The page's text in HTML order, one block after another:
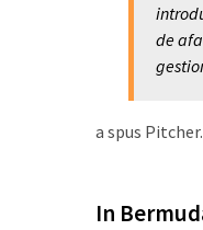
de
a spus Pitcher.
In